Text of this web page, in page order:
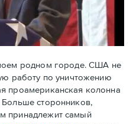
родном городе. США не
работу по уничтожению
проамериканская колонна
сторонников,
принадлежит самый